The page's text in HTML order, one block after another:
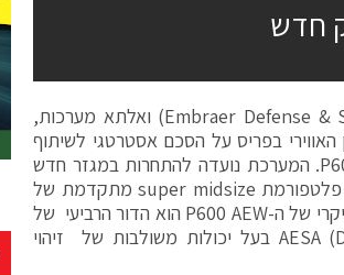
חדש
פריס, צרפת, 18 ביוני 2019 – חברת אמבראר (Embraer Defense & Security) ואלתא מערכות,
בפריס על הסכם אסטרטגי לשיתוף
פעולה להשקת מערכת אתראה מוקדמת מוטסת P600 AEW. המערכת נועדה להתחרות במגזר חדש
של שוק מערכות האתראה מוטסות (AEW) המבוססות על פלטפורמת super midsize מתקדמת של
מטוס העסקים הסילוני Embraer Praetor 600. החיישן העיקרי של ה-P600 AEW הוא הדור הרביעי של
מכ"ם AESA (Digital Active Electronically Scanned Array) בעל יכולות משולבות של זיהוי